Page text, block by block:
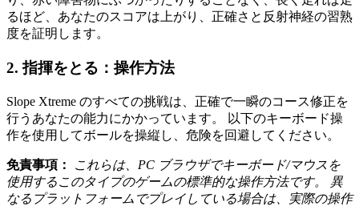
るほど、あなたのスコアは上がり、正確さと反射神経の習熟
度を証明します。
2. 指揮をとる：操作方法
Slope Xtreme のすべての挑戦は、正確で一瞬のコース修正を
行うあなたの能力にかかっています。 以下のキーボード操
作を使用してボールを操縦し、危険を回避してください。
免責事項：
これらは、PC ブラウザでキーボード/マウスを
使用するこのタイプのゲームの標準的な操作方法です。 異
なるプラットフォームでプレイしている場合は、実際の操作